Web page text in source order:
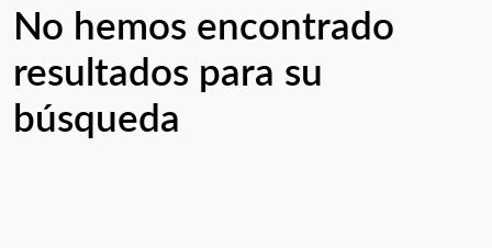
No hemos encontrado
resultados para su
búsqueda